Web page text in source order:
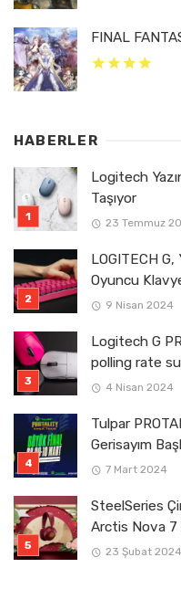
FINAL
HABERLER
Logitech
Taşıyor
23 Temmuz
LOGITECH
Oyuncu
9 Nisan 2024
Logitech G
polling rate
4 Nisan 2024
Tulpar
Gerisayım
7 Mart 2024
SteelSeries
Arctis Nova
23 Şubat 2024